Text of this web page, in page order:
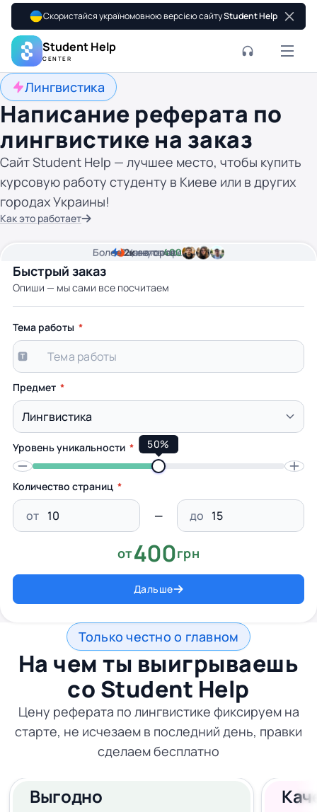
Скористайся україномовною версією сайтуStudent Help
Student Help
CENTER
Лингвистика
Написание реферата по
лингвистике на заказ
Сайт Student Help — лучшее место, чтобы купить
курсовую работу студенту в Киеве или в других
городах Украины!
Как это работает
Быстрый заказ
Опиши — мы сами все посчитаем
2минуты времени
Цена от400 грн
Более2кавторов
Тема работы
Предмет
Уровень уникальности 50%
Количество страниц
от до
от400грн
Дальше
Только честно о главном
На чем ты выигрываешь
со Student Help
Цену реферата по лингвистике фиксируем на
старте, не исчезаем в последний день, правки
сделаем бесплатно
Выгодно